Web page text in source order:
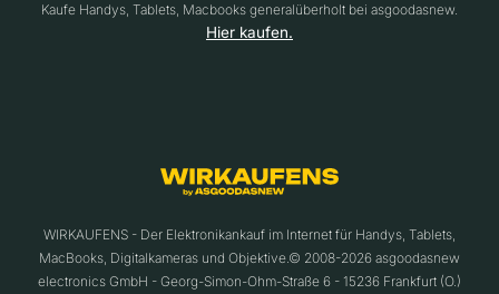
Kaufe Handys, Tablets, Macbooks generalüberholt bei asgoodasnew.
Hier kaufen.
WIRKAUFENS - Der Elektronikankauf im Internet für Handys, Tablets,
MacBooks, Digitalkameras und Objektive.© 2008-2026 asgoodasnew
electronics GmbH - Georg-Simon-Ohm-Straße 6 - 15236 Frankfurt (O.)